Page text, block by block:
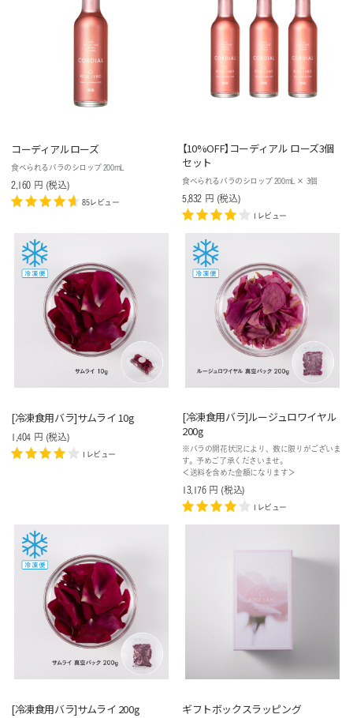
コーディアルローズ
食べられるバラのシロップ 200mL
2,160 円 (税込)
85レビュー
【10%OFF】コーディアル ローズ3個
セット
食べられるバラのシロップ 200mL × 3個
5,832 円 (税込)
1レビュー
[冷凍食用バラ]サムライ 10g
1,404 円 (税込)
1レビュー
[冷凍食用バラ]ルージュロワイヤル
200g
※バラの開花状況により、数に限りがございま
す。予めご了承くださいませ。
＜送料を含めた金額になります＞
13,176 円 (税込)
1レビュー
[冷凍食用バラ]サムライ 200g ギフトボックスラッピング